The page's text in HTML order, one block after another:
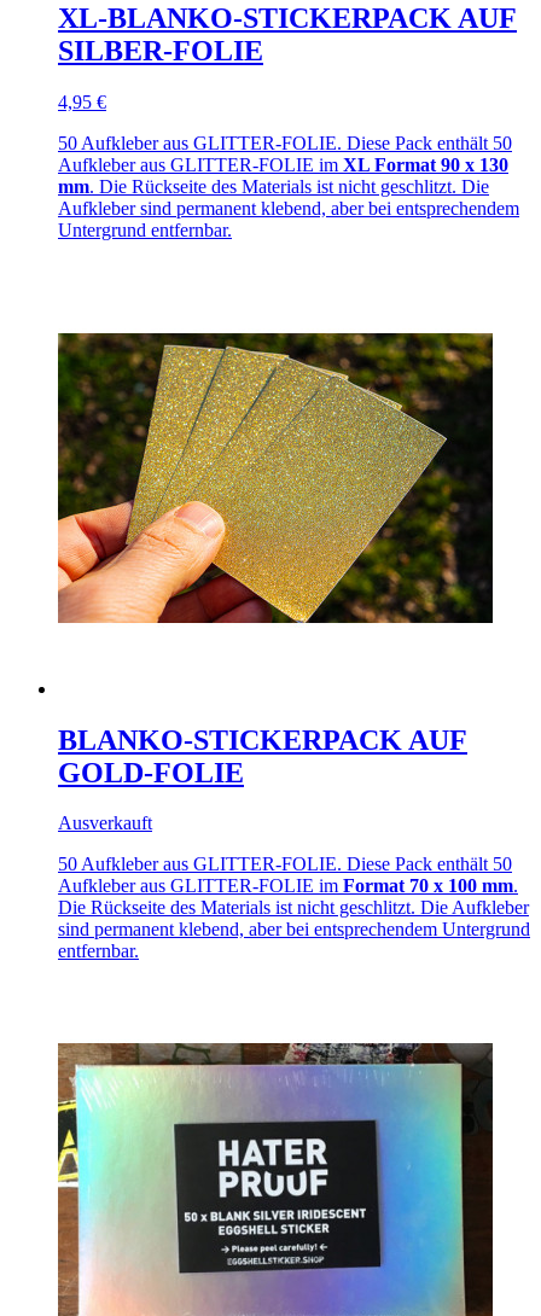
XL-BLANKO-STICKERPACK AUF
SILBER-FOLIE
4,95 €
50 Aufkleber aus GLITTER-FOLIE. Diese Pack enthält 50
Aufkleber aus GLITTER-FOLIE im XL Format 90 x 130
mm. Die Rückseite des Materials ist nicht geschlitzt. Die
Aufkleber sind permanent klebend, aber bei entsprechendem
Untergrund entfernbar.
BLANKO-STICKERPACK AUF
GOLD-FOLIE
Ausverkauft
50 Aufkleber aus GLITTER-FOLIE. Diese Pack enthält 50
Aufkleber aus GLITTER-FOLIE im Format 70 x 100 mm.
Die Rückseite des Materials ist nicht geschlitzt. Die Aufkleber
sind permanent klebend, aber bei entsprechendem Untergrund
entfernbar.